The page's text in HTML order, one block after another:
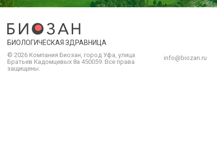
БИОЛОГИЧЕСКАЯ ЗДРАВНИЦА
© 2026 Компания Биозан, город Уфа, улица
Братьев Кадомцевых 8а 450059. Все права
защищены.
info@biozan.ru